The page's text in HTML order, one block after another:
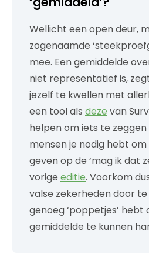
Wellicht een open deur,
zogenaamde
mee. Een gemiddelde
niet representatief is,
jezelf te kwellen met
een toolals deze van
helpen om iets te
mensen je nodig hebt om
geven op de ‘mag ik dat
vorige editie. Voorkom
valse zekerheden door te
genoeg‘poppetjes’ hebt
gemiddelde te kunnen